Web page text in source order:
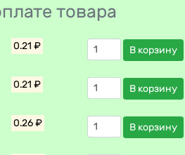
товара
0.21 ₽ В корзину
0.21 ₽ В корзину
0.26 ₽ В корзину